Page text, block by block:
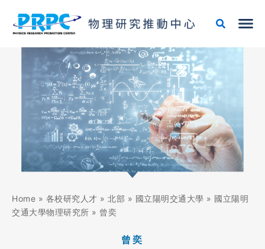
Home » 各校研究人才 » 北部 » 國立陽明交通大學 » 國立陽明
交通大學物理研究所 » 曾奕
曾奕